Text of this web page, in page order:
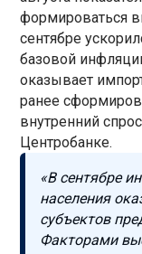
формироваться
сентябре
базовой
оказывает
ранее
внутренний
Центробанке.
«В сентябре
населения
субъектов
Факторами